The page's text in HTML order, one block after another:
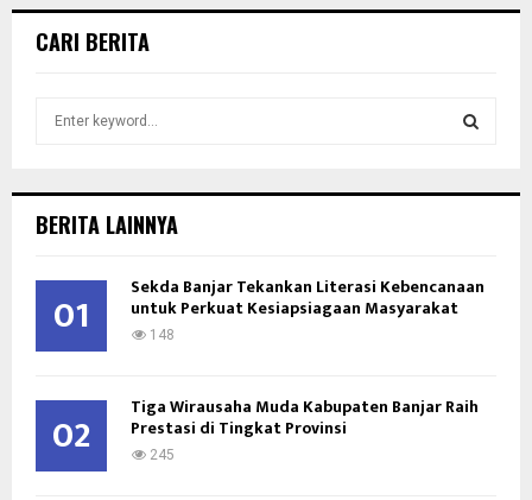
CARI BERITA
h
o
H
BERITA LAINNYA
01 Sekda Banjar Tekankan Literasi Kebencanaan
untuk Perkuat Kesiapsiagaan Masyarakat
148
02 Tiga Wirausaha Muda Kabupaten Banjar Raih
Prestasi di Tingkat Provinsi
245